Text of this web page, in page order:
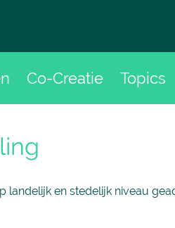
Co-Creatie Topics
landelijk en stedelijk niveau